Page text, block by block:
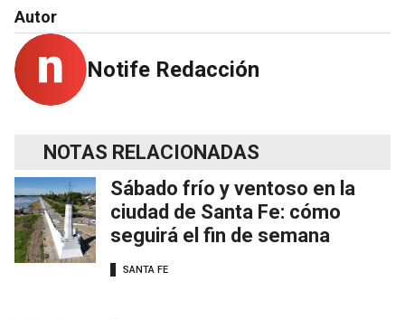
Autor
Notife Redacción
NOTAS RELACIONADAS
Sábado frío y ventoso en la
ciudad de Santa Fe: cómo
seguirá el fin de semana
SANTA FE